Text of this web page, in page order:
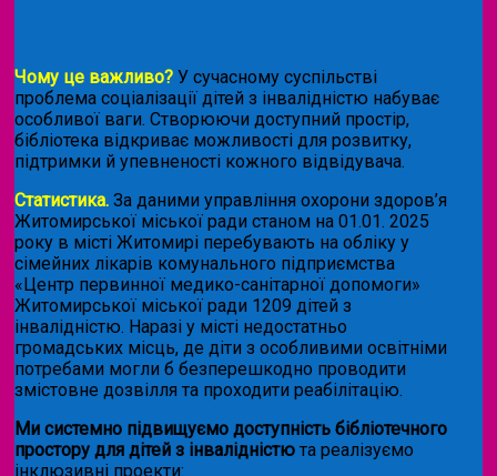
Чому це важливо? У сучасному суспільстві
проблема соціалізації дітей з інвалідністю набуває
особливої ваги. Створюючи доступний простір,
бібліотека відкриває можливості для розвитку,
підтримки й упевненості кожного відвідувача.
Статистика. За даними управління охорони здоров’я
Житомирської міської ради станом на 01.01. 2025
року в місті Житомирі перебувають на обліку у
сімейних лікарів комунального підприємства
«Центр первинної медико-санітарної допомоги»
Житомирської міської ради 1209 дітей з
інвалідністю. Наразі у місті недостатньо
громадських місць, де діти з особливими освітніми
потребами могли б безперешкодно проводити
змістовне дозвілля та проходити реабілітацію.
Ми системно підвищуємо доступність бібліотечного
простору для дітей з інвалідністю та реалізуємо
інклюзивні проекти: